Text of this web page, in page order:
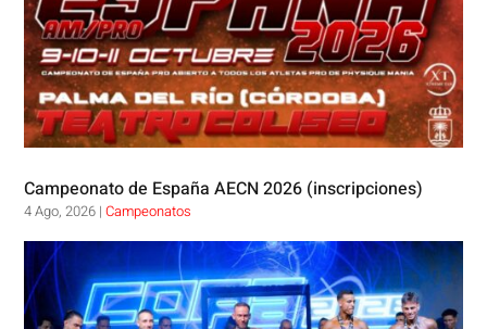
Campeonato de España AECN 2026 (inscripciones)
4 Ago, 2026 |Campeonatos